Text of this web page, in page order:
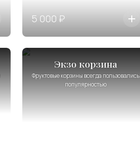
5 000 ₽
Экзо корзина
Фруктовые корзины всегда пользовались
популярностью